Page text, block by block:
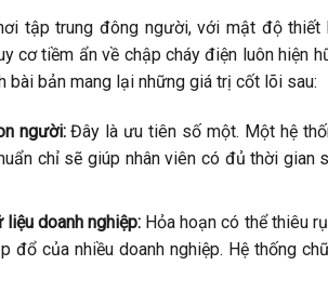
tập trung đông người, với mật độ
cơ tiềm ẩn về chập cháy điện luôn hiện
bài bản mang lại những giá trị cốt lõi sau:
người:Đây là ưu tiên số một. Một hệ
chỉ sẽ giúp nhân viên có đủ thời
doanh nghiệp:Hỏa hoạn có thể thiêu
đổ của nhiều doanh nghiệp. Hệ thống